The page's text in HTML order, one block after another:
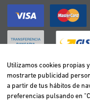
Utilizamos cookies propias
mostrarte publicidad
a partir de tus hábitos de
preferencias pulsando en